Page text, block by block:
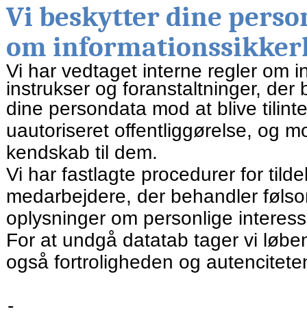
Vi beskytter dine
om
Vi har vedtaget interne regler om
instrukser og foranstaltninger, der
dine persondata mod at blive
uautoriseret offentliggørelse, og
kendskab til dem.
Vi har fastlagte procedurer for
medarbejdere, der behandler
oplysninger om personlige
For at undgå datatab tager vi
også fortroligheden og